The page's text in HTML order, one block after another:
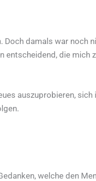
damals war noch
entscheidend, die mich
auszuprobieren,
welche den